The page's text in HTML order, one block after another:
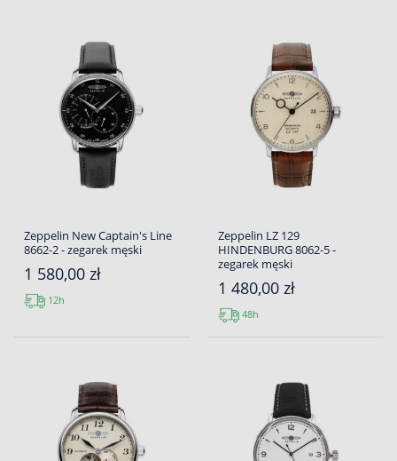
Zeppelin New Captain's Line
8662-2 - zegarek męski
1 580,00 zł
12h
Zeppelin LZ 129
HINDENBURG 8062-5 -
zegarek męski
1 480,00 zł
48h